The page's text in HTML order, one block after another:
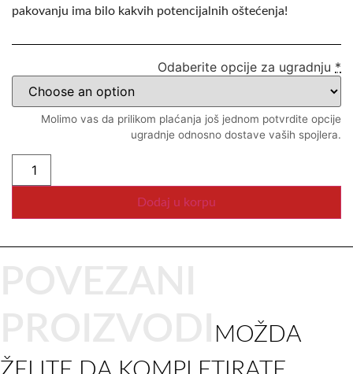
pakovanju ima bilo kakvih potencijalnih oštećenja!
Odaberite opcije za ugradnju *
Molimo vas da prilikom plaćanja još jednom potvrdite opcije
ugradnje odnosno dostave vaših spojlera.
Dodaj u korpu
MOŽDA